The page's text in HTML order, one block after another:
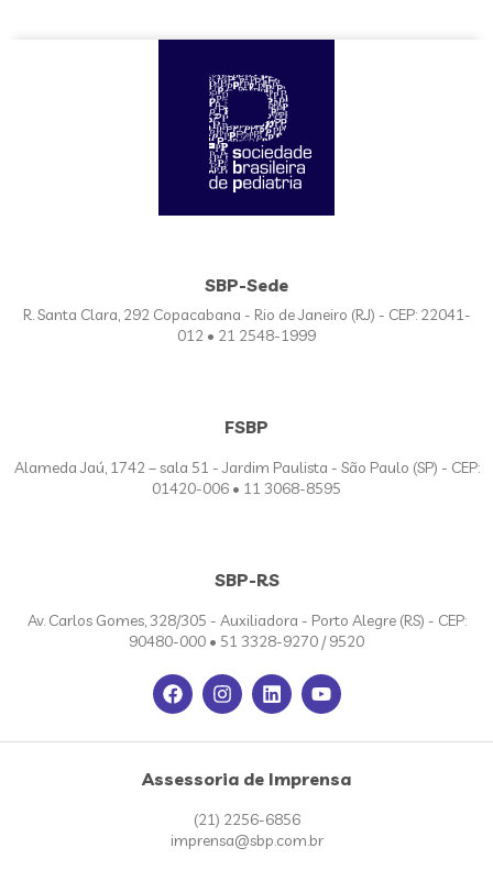
SBP-Sede
R. Santa Clara, 292 Copacabana - Rio de Janeiro (RJ) - CEP: 22041-
012 • 21 2548-1999
FSBP
Alameda Jaú, 1742 – sala 51 - Jardim Paulista - São Paulo (SP) - CEP:
01420-006 • 11 3068-8595
SBP-RS
Av. Carlos Gomes, 328/305 - Auxiliadora - Porto Alegre (RS) - CEP:
90480-000 • 51 3328-9270 / 9520
Assessoria de Imprensa
(21) 2256-6856
imprensa@sbp.com.br